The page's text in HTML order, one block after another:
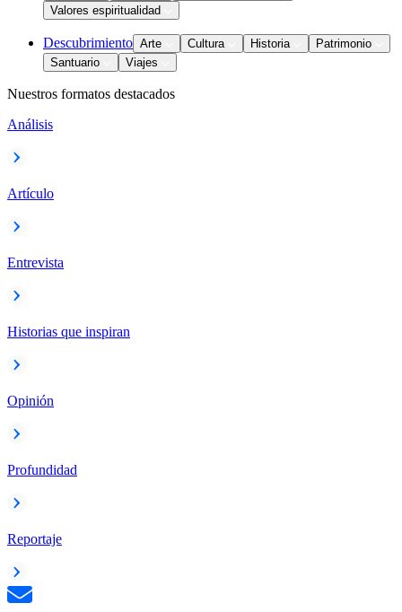
Valores espiritualidad
Descubrimiento Arte Cultura Historia
Patrimonio
Santuario
Viajes
Nuestros formatos destacados
Análisis
Artículo
Entrevista
Historias que inspiran
Opinión
Profundidad
Reportaje